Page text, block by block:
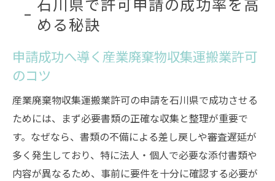
める秘訣
申請成功へ導く産業廃棄物収集運搬業許可
のコツ
産業廃棄物収集運搬業許可の申請を石川県で成功させる
ためには、まず必要書類の正確な収集と整理が重要で
す。なぜなら、書類の不備による差し戻しや審査遅延が
多く発生しており、特に法人・個人で必要な添付書類や
内容が異なるため、事前に要件を十分に確認する必要が